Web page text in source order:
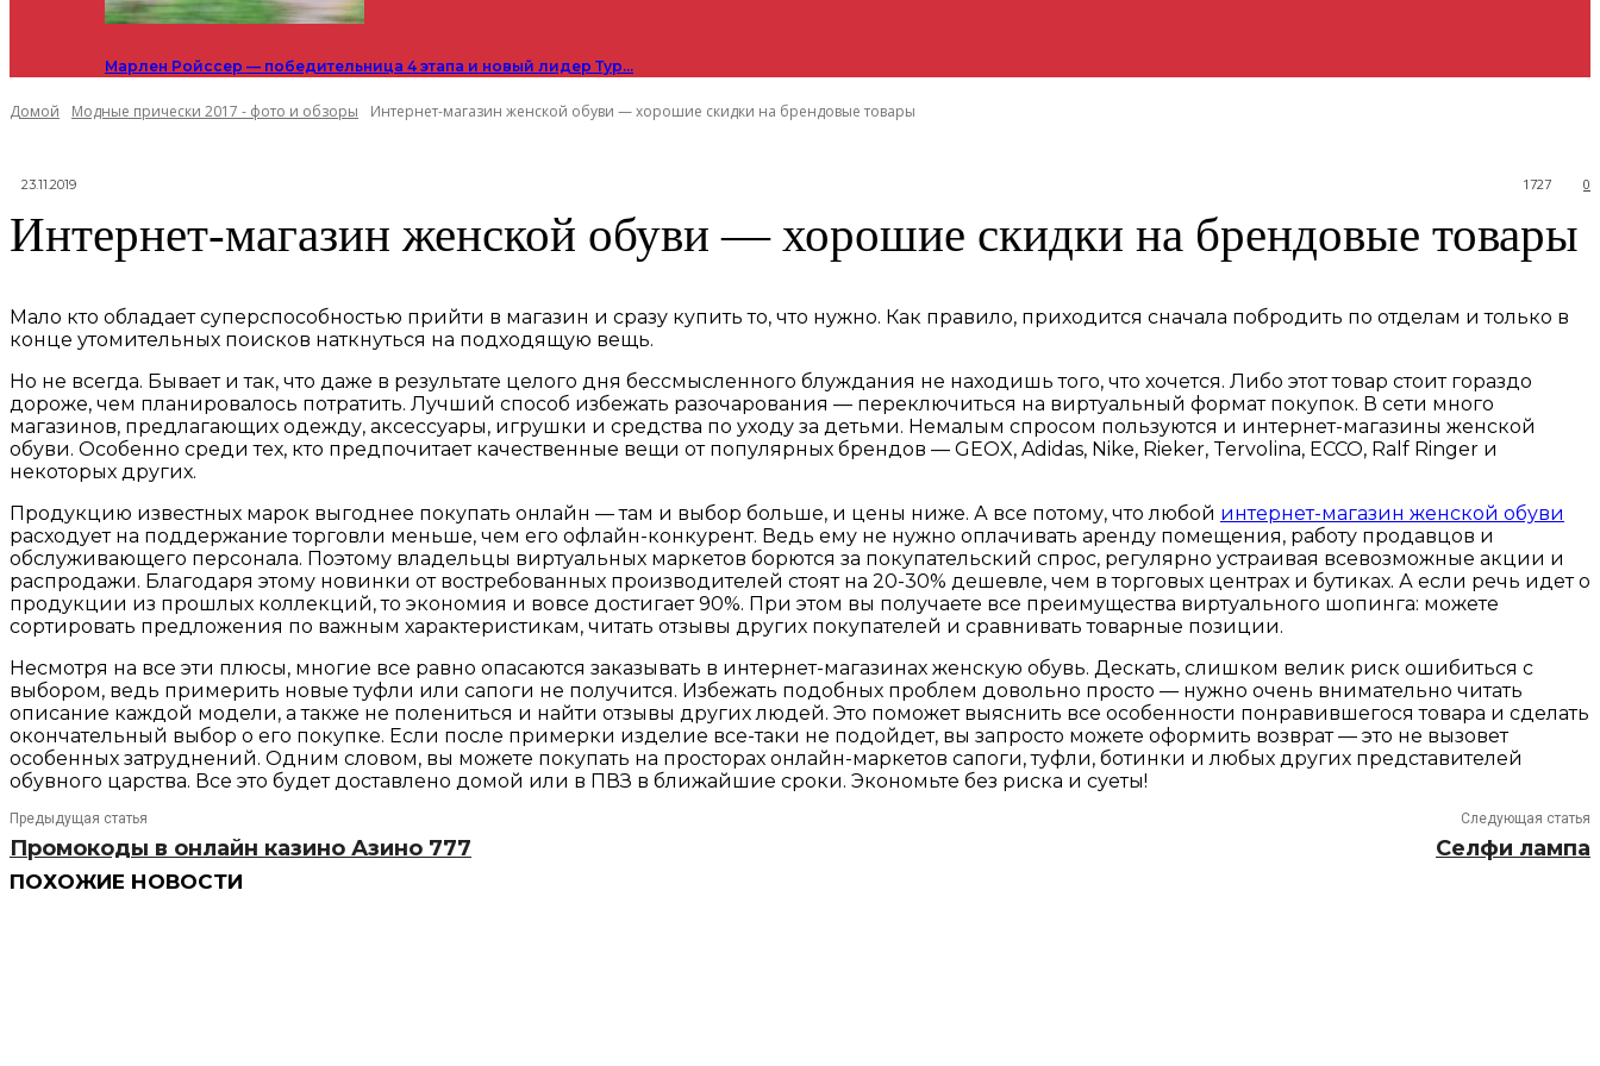
Марлен Ройссер — победительница 4 этапа и новый лидер Тур…
Домой Модные прически 2017 - фото и обзоры Интернет-магазин женской обуви — хорошие скидки на брендовые товары
23.11.2019 0
1727
Интернет-магазин женской обуви — хорошие скидки на брендовые товары
Мало кто обладает суперспособностью прийти в магазин и сразу купить то, что нужно. Как правило, приходится сначала побродить по отделам и только в
конце утомительных поисков наткнуться на подходящую вещь.
Но не всегда. Бывает и так, что даже в результате целого дня бессмысленного блуждания не находишь того, что хочется. Либо этот товар стоит гораздо
дороже, чем планировалось потратить. Лучший способ избежать разочарования — переключиться на виртуальный формат покупок. В сети много
магазинов, предлагающих одежду, аксессуары, игрушки и средства по уходу за детьми. Немалым спросом пользуются и интернет-магазины женской
обуви. Особенно среди тех, кто предпочитает качественные вещи от популярных брендов — GEOX, Adidas, Nike, Rieker, Tervolina, ECCO, Ralf Ringer и
некоторых других.
Продукцию известных марок выгоднее покупать онлайн — там и выбор больше, и цены ниже. А все потому, что любой интернет-магазин женской обуви
расходует на поддержание торговли меньше, чем его офлайн-конкурент. Ведь ему не нужно оплачивать аренду помещения, работу продавцов и
обслуживающего персонала. Поэтому владельцы виртуальных маркетов борются за покупательский спрос, регулярно устраивая всевозможные акции и
распродажи. Благодаря этому новинки от востребованных производителей стоят на 20-30% дешевле, чем в торговых центрах и бутиках. А если речь идет о
продукции из прошлых коллекций, то экономия и вовсе достигает 90%. При этом вы получаете все преимущества виртуального шопинга: можете
сортировать предложения по важным характеристикам, читать отзывы других покупателей и сравнивать товарные позиции.
Несмотря на все эти плюсы, многие все равно опасаются заказывать в интернет-магазинах женскую обувь. Дескать, слишком велик риск ошибиться с
выбором, ведь примерить новые туфли или сапоги не получится. Избежать подобных проблем довольно просто — нужно очень внимательно читать
описание каждой модели, а также не полениться и найти отзывы других людей. Это поможет выяснить все особенности понравившегося товара и сделать
окончательный выбор о его покупке. Если после примерки изделие все-таки не подойдет, вы запросто можете оформить возврат — это не вызовет
особенных затруднений. Одним словом, вы можете покупать на просторах онлайн-маркетов сапоги, туфли, ботинки и любых других представителей
обувного царства. Все это будет доставлено домой или в ПВЗ в ближайшие сроки. Экономьте без риска и суеты!
Предыдущая статья
Промокоды в онлайн казино Азино 777
Следующая статья
Селфи лампа
ПОХОЖИЕ НОВОСТИ